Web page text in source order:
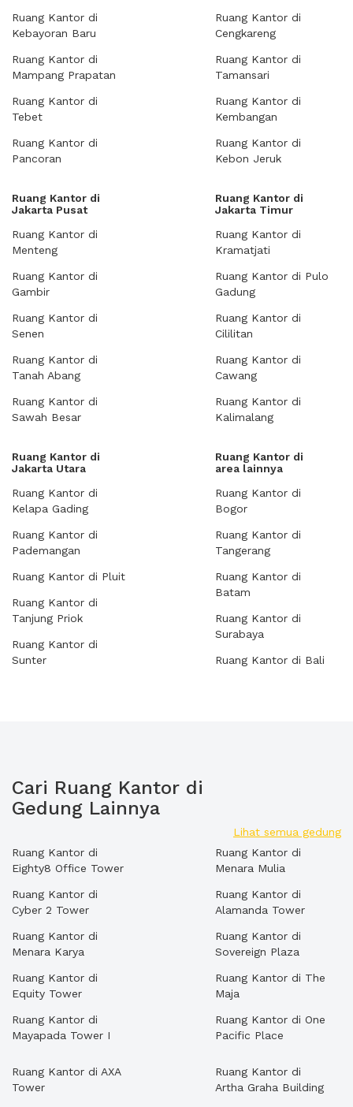
Ruang Kantor di
Kebayoran Baru
Ruang Kantor di
Mampang Prapatan
Ruang Kantor di
Tebet
Ruang Kantor di
Pancoran
Ruang Kantor di
Cengkareng
Ruang Kantor di
Tamansari
Ruang Kantor di
Kembangan
Ruang Kantor di
Kebon Jeruk
Ruang Kantor di
Jakarta Pusat
Ruang Kantor di
Menteng
Ruang Kantor di
Gambir
Ruang Kantor di
Senen
Ruang Kantor di
Tanah Abang
Ruang Kantor di
Sawah Besar
Ruang Kantor di
Jakarta Timur
Ruang Kantor di
Kramatjati
Ruang Kantor di Pulo
Gadung
Ruang Kantor di
Cililitan
Ruang Kantor di
Cawang
Ruang Kantor di
Kalimalang
Ruang Kantor di
Jakarta Utara
Ruang Kantor di
Kelapa Gading
Ruang Kantor di
Pademangan
Ruang Kantor di Pluit
Ruang Kantor di
Tanjung Priok
Ruang Kantor di
Sunter
Ruang Kantor di
area lainnya
Ruang Kantor di
Bogor
Ruang Kantor di
Tangerang
Ruang Kantor di
Batam
Ruang Kantor di
Surabaya
Ruang Kantor di Bali
Cari Ruang Kantor di
Gedung Lainnya
Lihat semua gedung
Ruang Kantor di
Eighty8 Office Tower
Ruang Kantor di
Cyber 2 Tower
Ruang Kantor di
Menara Karya
Ruang Kantor di
Equity Tower
Ruang Kantor di
Mayapada Tower I
Ruang Kantor di
Menara Mulia
Ruang Kantor di
Alamanda Tower
Ruang Kantor di
Sovereign Plaza
Ruang Kantor di The
Maja
Ruang Kantor di One
Pacific Place
Ruang Kantor di AXA
Tower
Ruang Kantor di
Artha Graha Building